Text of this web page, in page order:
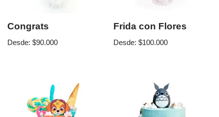
Congrats
Desde: $90.000
Frida con Flores
Desde:$100.000